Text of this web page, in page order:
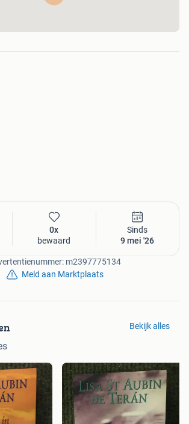
Elmar, Rijswijk. 2003. Eerste en enige
0x
bewaard
Sinds
9 mei '26
m2397775134
Meld aan Marktplaats
Bekijk alles